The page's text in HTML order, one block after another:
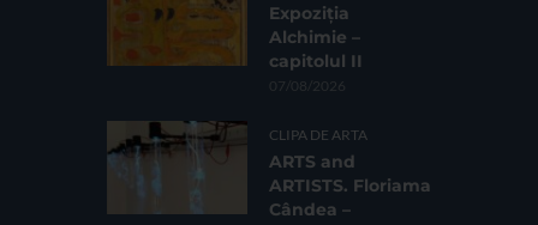
Expoziția
Alchimie –
capitolul II
07/08/2026
CLIPA DE ARTA
ARTS and
ARTISTS. Floriama
Cândea –